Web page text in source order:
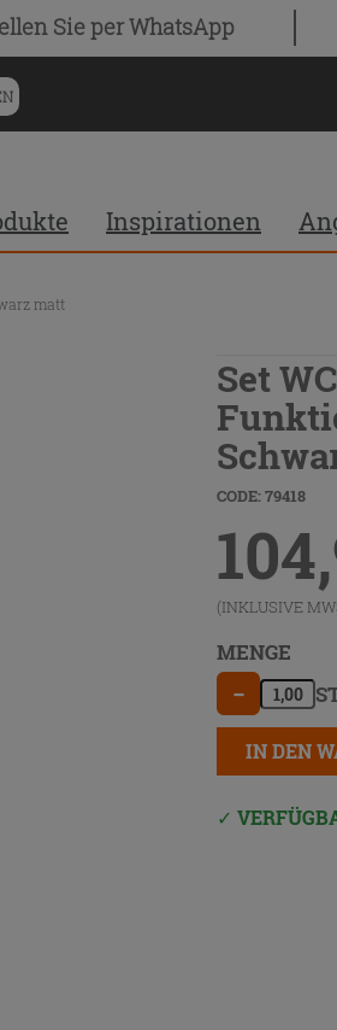
Sieper WhatsApp
Inspirationen
matt
Set
CODE: 79418
(INKLUSIVE
MENGE
−
IN DEN